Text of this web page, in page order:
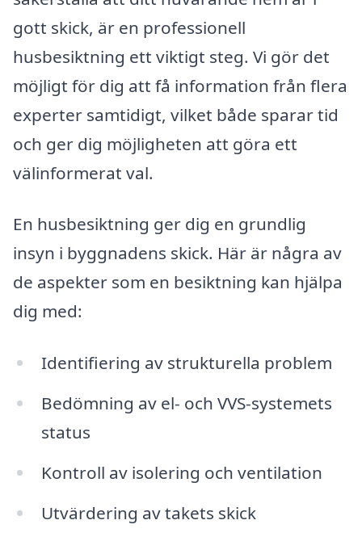
gott skick, är en professionell
husbesiktning ett viktigt steg. Vi gör det
möjligt för dig att få information från flera
experter samtidigt, vilket både sparar tid
och ger dig möjligheten att göra ett
välinformerat val.
En husbesiktning ger dig en grundlig
insyn i byggnadens skick. Här är några av
de aspekter som en besiktning kan hjälpa
dig med:
Identifiering av strukturella problem
Bedömning av el- och VVS-systemets
status
Kontroll av isolering och ventilation
Utvärdering av takets skick